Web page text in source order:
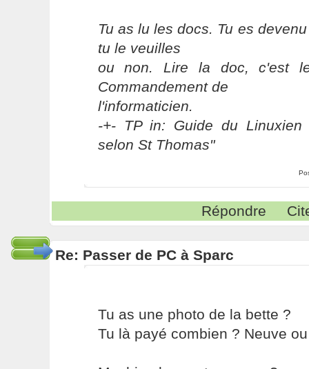
Tu as lu les docs. Tu es
tu le veuilles
ou non. Lire la doc, c'est
Commandement de
l'informaticien.
-+- TP in: Guide du Linuxien
selon St Thomas"
Répondre
Re: Passer de PC à Sparc
Tu as une photo de la bette ?
Tu là payé combien ? Neuve